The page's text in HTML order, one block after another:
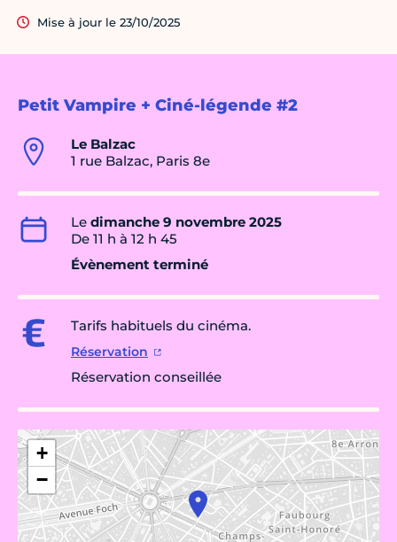
Petit Vampire + Ciné-légende #2
Le Balzac
1 rue Balzac, Paris 8e
Le dimanche 9 novembre 2025
De 11 h à 12 h 45
Évènement terminé
Tarifs habituels du cinéma.
Réservation
Réservation conseillée
+
−
Mise à jour le 23/10/2025